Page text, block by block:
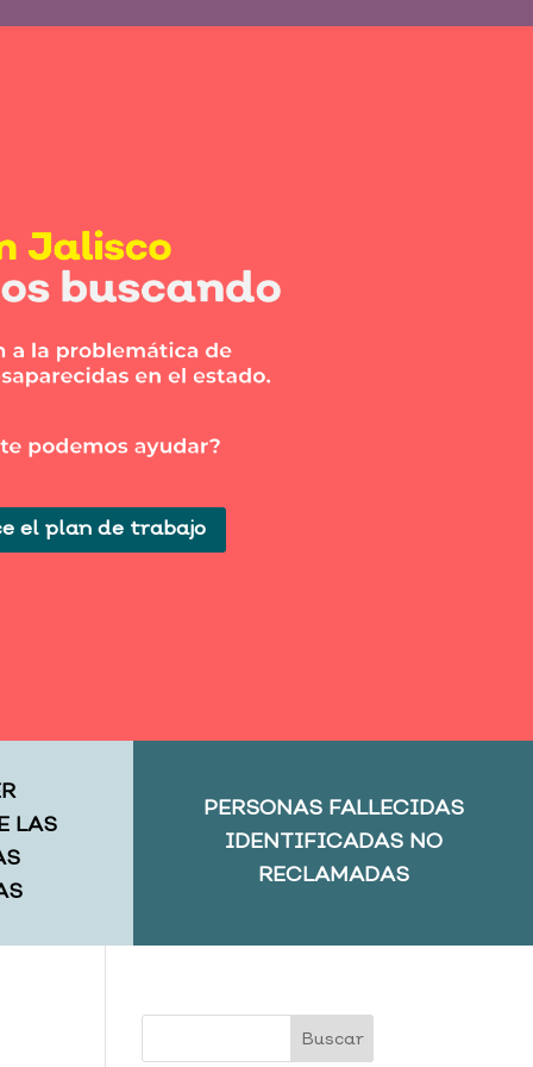
el plan de trabajo
LAS
PERSONAS FALLECIDAS
IDENTIFICADAS NO
RECLAMADAS